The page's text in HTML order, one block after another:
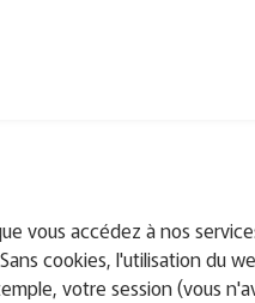
vous accédez à nos
cookies, l'utilisation du
votre session (vous